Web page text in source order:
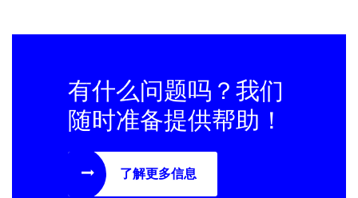
有什么问题吗？我们
随时准备提供帮助！
了解更多信息